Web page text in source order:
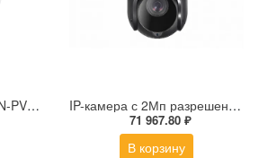
Tiandy-IPEYE-TC-32XN-PVZ 2Мп купольная «турель» IP камера с фиксированным объективом, серия SPARK со встроенным агентом IPEYE для ПВЗ IP-камера с 2Мп разрешением DS-2DE4225IW-DE(S5)
71 967.80 ₽
В корзину